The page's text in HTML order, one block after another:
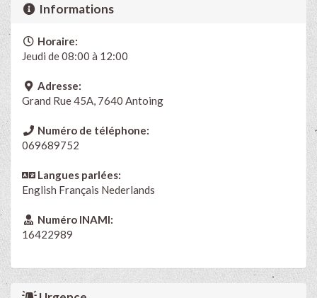
Informations
Horaire:
Jeudi de 08:00 à 12:00
Adresse:
Grand Rue 45A, 7640 Antoing
Numéro de téléphone:
069689752
Langues parlées:
English Français Nederlands
Numéro INAMI:
16422989